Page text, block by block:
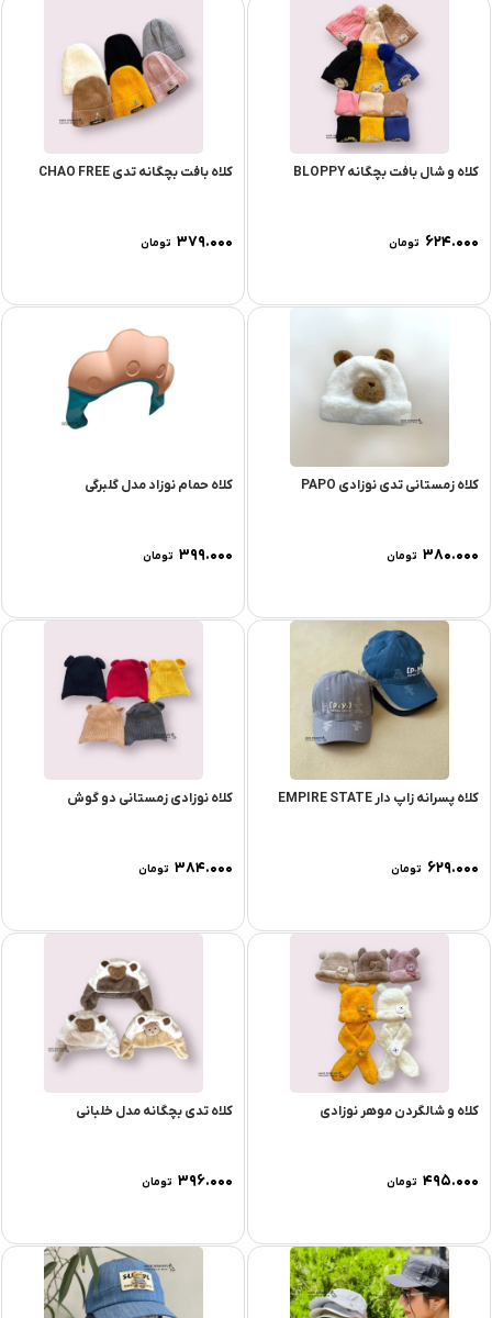
کلاه و شال بافت بچگانه BLOPPY
۶۲۴.۰۰۰ تومان
کلاه بافت بچگانه تدی CHAO FREE
۳۷۹.۰۰۰ تومان
کلاه زمستانی تدی نوزادی PAPO
۳۸۰.۰۰۰ تومان
کلاه حمام نوزاد مدل گلبرگی
۳۹۹.۰۰۰ تومان
کلاه پسرانه زاپ دار EMPIRE STATE
۶۲۹.۰۰۰ تومان
کلاه نوزادی زمستانی دو گوش
۳۸۴.۰۰۰ تومان
کلاه و شالگردن موهر نوزادی
۴۹۵.۰۰۰ تومان
کلاه تدی بچگانه مدل خلبانی
۳۹۶.۰۰۰ تومان